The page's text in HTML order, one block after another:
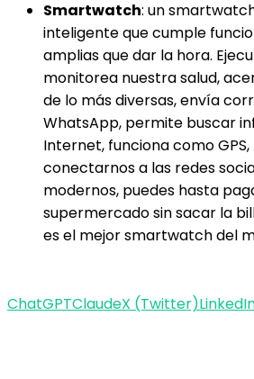
Smartwatch: un
inteligente que cumple
amplias que dar la hora.
monitorea nuestra salud,
de lo más diversas, envía
WhatsApp, permite buscar
Internet, funciona como
conectarnos a las redes
modernos, puedes hasta
supermercado sin sacar la
es el mejor smartwatch del
ChatGPTClaudeX (Twitter)